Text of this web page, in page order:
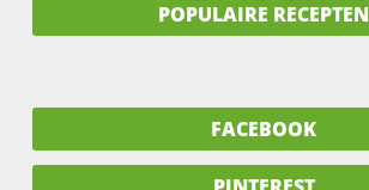
POPULAIRE RECEPTEN
FACEBOOK